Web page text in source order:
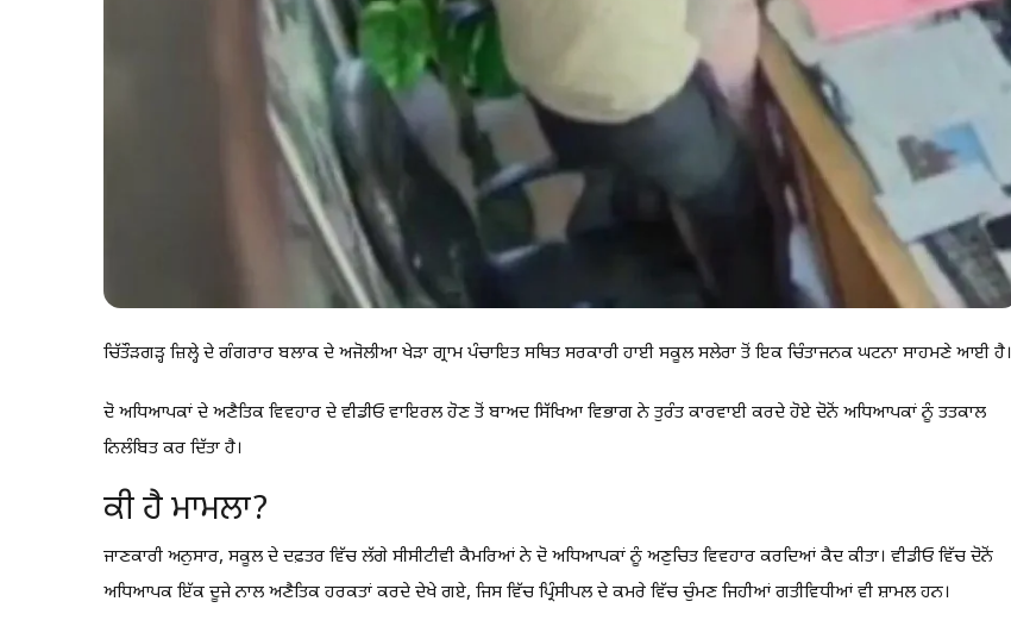
ਚਿੱਤੌੜਗੜ੍ਹ ਜ਼ਿਲ੍ਹੇ ਦੇ ਗੰਗਰਾਰ ਬਲਾਕ ਦੇ ਅਜੋਲੀਆ ਖੇੜਾ ਗ੍ਰਾਮ ਪੰਚਾਇਤ ਸਥਿਤ ਸਰਕਾਰੀ ਹਾਈ ਸਕੂਲ ਸਲੇਰਾ ਤੋਂ ਇਕ ਚਿੰਤਾਜਨਕ ਘਟਨਾ ਸਾਹਮਣੇ ਆਈ ਹੈ।
ਦੋ ਅਧਿਆਪਕਾਂ ਦੇ ਅਣੈਤਿਕ ਵਿਵਹਾਰ ਦੇ ਵੀਡੀਓ ਵਾਇਰਲ ਹੋਣ ਤੋਂ ਬਾਅਦ ਸਿੱਖਿਆ ਵਿਭਾਗ ਨੇ ਤੁਰੰਤ ਕਾਰਵਾਈ ਕਰਦੇ ਹੋਏ ਦੋਨੋਂ ਅਧਿਆਪਕਾਂ ਨੂੰ ਤਤਕਾਲ
ਨਿਲੰਬਿਤ ਕਰ ਦਿੱਤਾ ਹੈ।
ਕੀ ਹੈ ਮਾਮਲਾ?
ਜਾਣਕਾਰੀ ਅਨੁਸਾਰ, ਸਕੂਲ ਦੇ ਦਫ਼ਤਰ ਵਿੱਚ ਲੱਗੇ ਸੀਸੀਟੀਵੀ ਕੈਮਰਿਆਂ ਨੇ ਦੋ ਅਧਿਆਪਕਾਂ ਨੂੰ ਅਣੁਚਿਤ ਵਿਵਹਾਰ ਕਰਦਿਆਂ ਕੈਦ ਕੀਤਾ। ਵੀਡੀਓ ਵਿੱਚ ਦੋਨੋਂ
ਅਧਿਆਪਕ ਇੱਕ ਦੂਜੇ ਨਾਲ ਅਣੈਤਿਕ ਹਰਕਤਾਂ ਕਰਦੇ ਦੇਖੇ ਗਏ, ਜਿਸ ਵਿੱਚ ਪ੍ਰਿੰਸੀਪਲ ਦੇ ਕਮਰੇ ਵਿੱਚ ਚੁੰਮਣ ਜਿਹੀਆਂ ਗਤੀਵਿਧੀਆਂ ਵੀ ਸ਼ਾਮਲ ਹਨ।